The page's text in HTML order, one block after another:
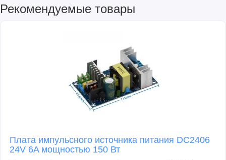
Рекомендуемые товары
Плата импульсного источника питания DC2406
24V 6A мощностью 150 Вт